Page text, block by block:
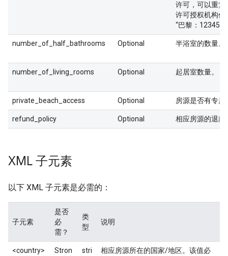
许可，可以重复
许可授权机构作
“巴黎：
number_of_half_bathrooms Optional 半浴室的数量。
number_of_living_rooms Optional 起居室数量。
private_beach_access Optional 房源是否有专
refund_policy Optional 相应房源的退款
XML 子元素
以下 XML 子元素是必需的：
子元素
是否
必
需？
类
型
说明
<country>
Stron
stri
相应房源所在的国家/地区。该值必